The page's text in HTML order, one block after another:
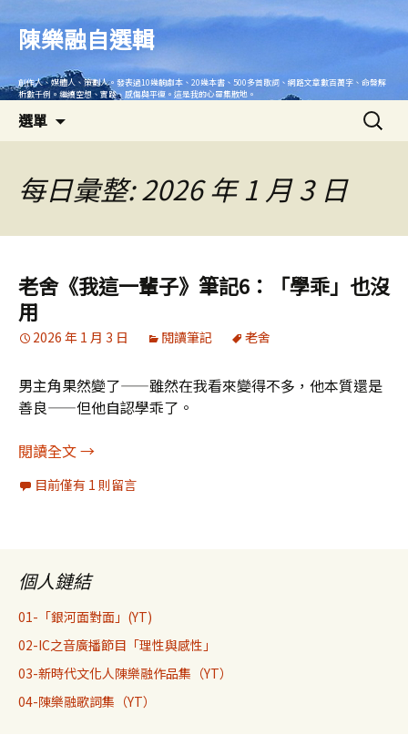
內
陳樂融自選輯
創作人、媒體人、策劃人。發表過10幾齣劇本、20幾本書、500多首歌詞、網路文章數百萬字、命盤解
析數千例。繼續空想、實踐、感傷與平復。這是我的心靈集散地。
選單
搜
尋
每日彙整: 2026 年 1 月 3 日
老舍《我這一輩子》筆記6：「學乖」也沒
用
2026 年 1 月 3 日 閱讀筆記 老舍
男主角果然變了——雖然在我看來變得不多，他本質還是
善良——但他自認學乖了。
閱讀全文老舍《我這一輩子》筆記6：「學乖」也沒用
→
目前僅有 1 則留言
個人鏈結
01-「銀河面對面」(YT)
02-IC之音廣播節目「理性與感性」
03-新時代文化人陳樂融作品集（YT）
04-陳樂融歌詞集（YT）